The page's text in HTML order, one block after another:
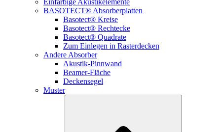
BASOTECT® Absorberplatten
Basotect® Kreise
Basotect® Rechtecke
Basotect® Quadrate
Zum Einlegen in Rasterdecken
Andere Absorber
Akustik-Pinnwand
Beamer-Fläche
Deckensegel
Muster